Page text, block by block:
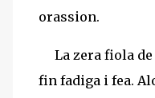
orassion.
La zera fiola
fin fadiga i fea.